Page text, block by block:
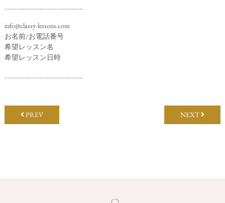
………………………………………..
info@classy-lessons.com
お名前/お電話番号
希望レッスン名
希望レッスン日時
………………………………………..
PREV NEXT